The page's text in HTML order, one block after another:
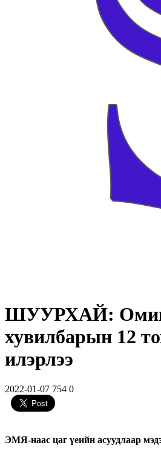
ШУУРХАЙ:
хувилбарын 12
илэрлээ
2022-01-07 754 0
ЭМЯ-наас цаг үеийн асуудлаар